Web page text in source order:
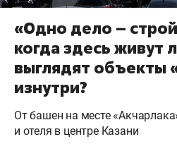
«Одно дело –
когда здесь живут
выглядят объекты
изнутри?
От башен на месте
и отеля в центре Казани